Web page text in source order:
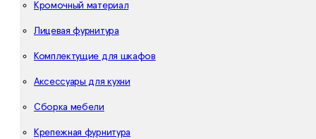
Кромочный материал
Лицевая фурнитура
Комплектущие для шкафов
Аксессуары для кухни
Сборка мебели
Крепежная фурнитура